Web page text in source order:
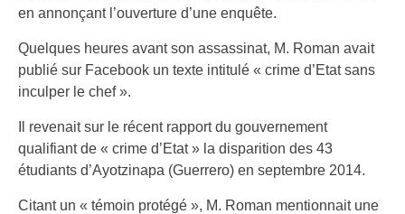
en annonçant l’ouverture d’une enquête.
Quelques heures avant son assassinat, M. Roman avait
publié sur Facebook un texte intitulé « crime d’Etat sans
inculper le chef ».
Il revenait sur le récent rapport du gouvernement
qualifiant de « crime d’Etat » la disparition des 43
étudiants d’Ayotzinapa (Guerrero) en septembre 2014.
Citant un « témoin protégé », M. Roman mentionnait une